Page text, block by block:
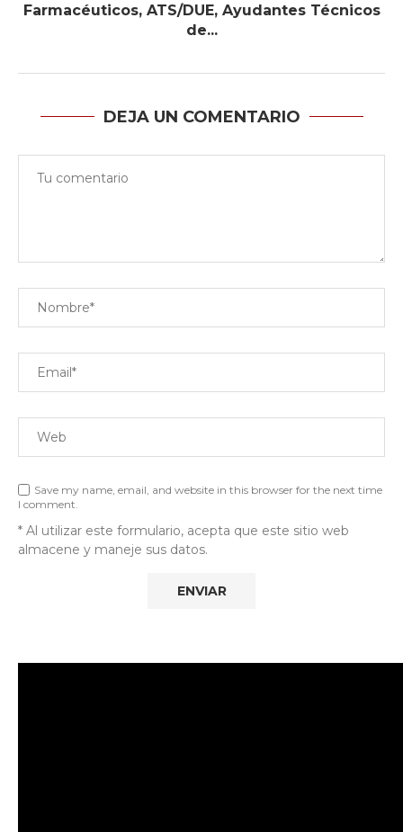
Farmacéuticos, ATS/DUE, Ayudantes Técnicos
de...
DEJA UN COMENTARIO
Save my name, email, and website in this browser for the next time
I comment.
* Al utilizar este formulario, acepta que este sitio web
almacene y maneje sus datos.